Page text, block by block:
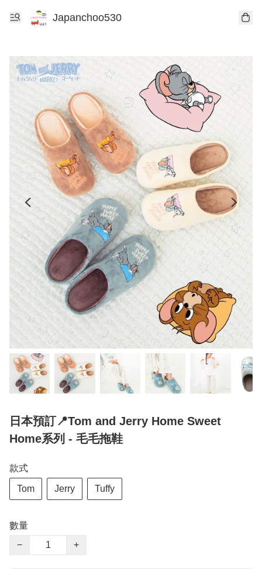
Japanchoo530
日本預訂📍Tom and Jerry Home Sweet
Home系列 - 毛毛拖鞋
款式
Tom Jerry Tuffy
數量
−
+